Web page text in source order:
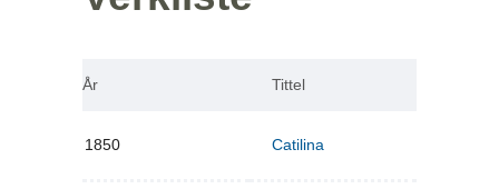
År Tittel
1850 Catilina